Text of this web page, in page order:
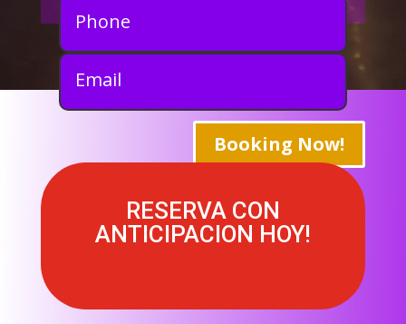
Booking Now!
RESERVA CON
ANTICIPACION HOY!